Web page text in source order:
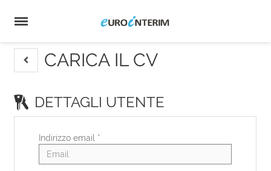
Home
Offerte
di
Carica